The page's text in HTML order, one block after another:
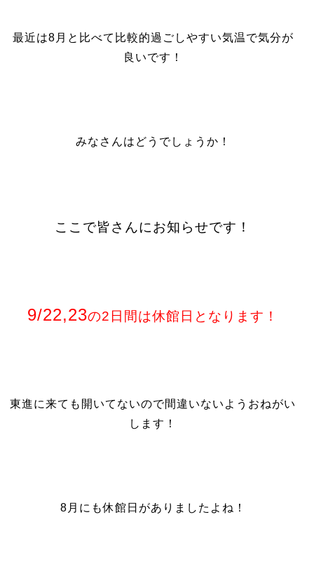
最近は8月と比べて比較的過ごしやすい気温で気分が
良いです！
みなさんはどうでしょうか！
ここで皆さんにお知らせです！
9/22,23の2日間は休館日となります！
東進に来ても開いてないので間違いないようおねがい
します！
8月にも休館日がありましたよね！